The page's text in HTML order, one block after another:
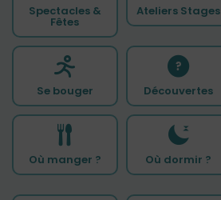
Spectacles &
Fêtes
Ateliers Stages
Se bouger Découvertes
Où manger ? Où dormir ?